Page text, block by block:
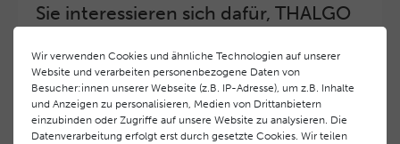
Sie interessieren sich dafür, THALGO
COSMETIC Partner und Depositär zu
werden?
Hohe Servicequalität und ein exzellentes Markenimage
haben bei
THALGO COSMETIC oberste Priorität.
Anspruchsvollen Endverbrauchern möchten wir ein
hohes Qualitätsniveau und gleichzeitig eine
Wir verwenden Cookies und ähnliche Technologien auf unserer
Website und verarbeiten personenbezogene Daten von
Besucher:innen unserer Webseite (z.B. IP-Adresse), um z.B. Inhalte
und Anzeigen zu personalisieren, Medien von Drittanbietern
einzubinden oder Zugriffe auf unsere Website zu analysieren. Die
Datenverarbeitung erfolgt erst durch gesetzte Cookies. Wir teilen